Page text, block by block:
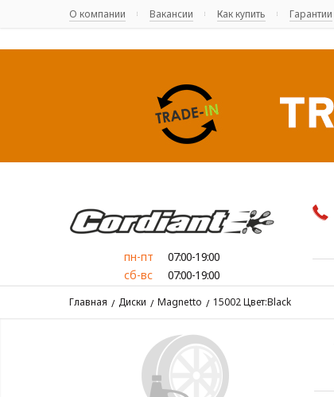
О компании Вакансии Как купить Гарантии
пн-пт
07:00-19:00
сб-вс
07:00-19:00
Главная / Диски / Magnetto / 15002 Цвет:Black